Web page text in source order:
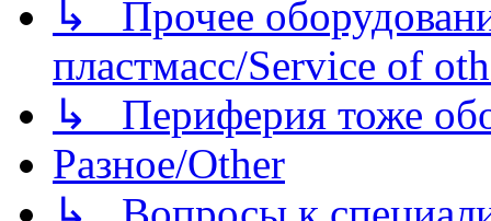
↳ Прочее
пластмасс/Service of
↳ Периферия тоже
Разное/Other